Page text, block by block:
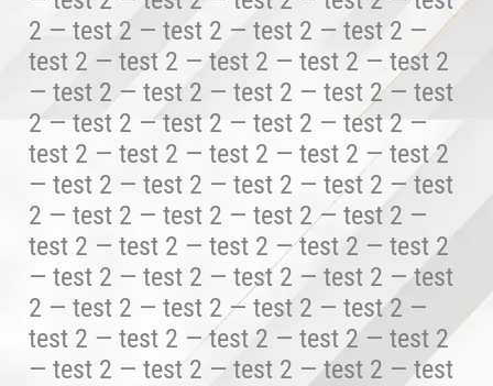
2 — test 2 — test 2 — test 2 — test 2 —
test 2 — test 2 — test 2 — test 2 — test 2
— test 2 — test 2 — test 2 — test 2 — test
2 — test 2 — test 2 — test 2 — test 2 —
test 2 — test 2 — test 2 — test 2 — test 2
— test 2 — test 2 — test 2 — test 2 — test
2 — test 2 — test 2 — test 2 — test 2 —
test 2 — test 2 — test 2 — test 2 — test 2
— test 2 — test 2 — test 2 — test 2 — test
2 — test 2 — test 2 — test 2 — test 2 —
test 2 — test 2 — test 2 — test 2 — test 2
— test 2 — test 2 — test 2 — test 2 — test